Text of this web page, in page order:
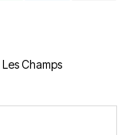
Les Champs